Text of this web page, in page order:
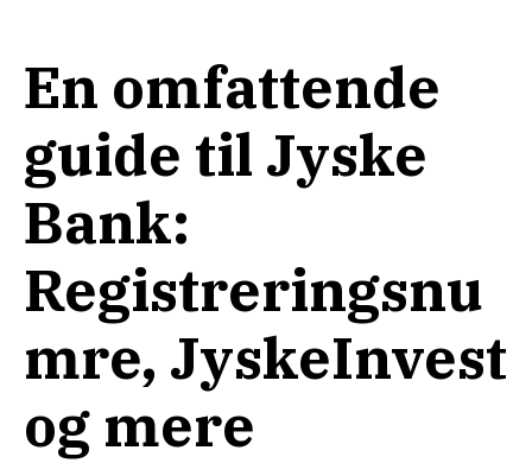
En omfattende
guide til Jyske
Bank:
Registreringsnu
mre, JyskeInvest
og mere